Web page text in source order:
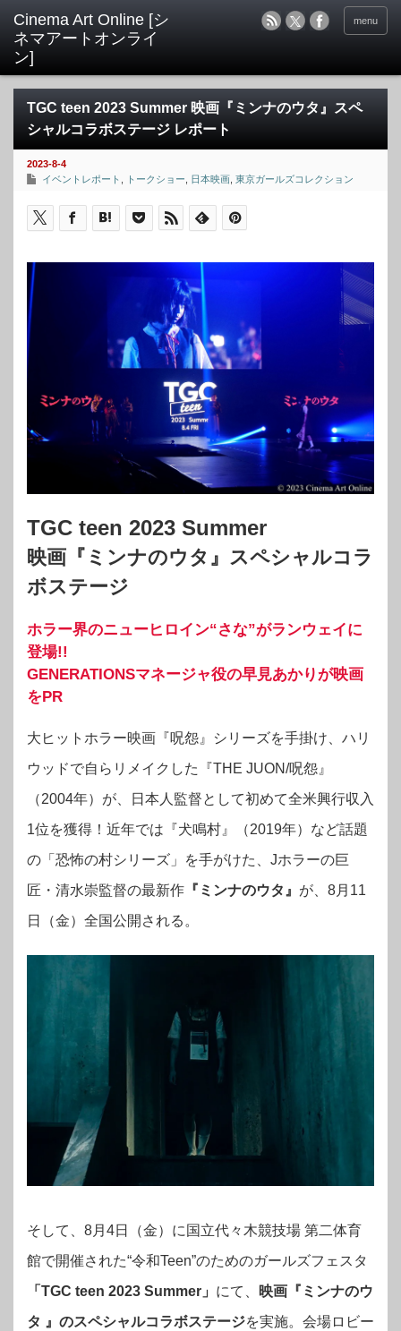
menu
TGC teen 2023 Summer 映画『ミンナのウタ』スペ
シャルコラボステージ レポート
2023-8-4
イベントレポート
トークショー 日本映画 東京ガールズコレクション
TGC teen 2023 Summer
映画『ミンナのウタ』スペシャルコラ
ボステージ
ホラー界のニューヒロイン“さな”がランウェイに
登場!!
GENERATIONSマネージャ役の早見あかりが映画
をPR
大ヒットホラー映画『呪怨』シリーズを手掛け、ハリ
ウッドで自らリメイクした『THE JUON/呪怨』
（2004年）が、日本人監督として初めて全米興行収入
1位を獲得！近年では『犬鳴村』（2019年）など話題
の「恐怖の村シリーズ」を手がけた、Jホラーの巨
匠・清水崇監督の最新作 『ミンナのウタ』 が、8月11
日（金）全国公開される。
そして、8月4日（金）に国立代々木競技場 第二体育
館で開催された“令和Teen”のためのガールズフェスタ
「TGC teen 2023 Summer」 にて、
映画『ミンナのウ
タ 』のスペシャルコラボステージを実施。会場ロビー